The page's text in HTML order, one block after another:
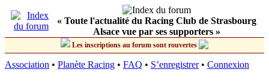
« Toute l'actualité du Racing Club de Strasbourg
Alsace vue par ses supporters »
Les inscriptions au forum sont rouvertes
Association • Planète Racing • FAQ • S’enregistrer• Connexion